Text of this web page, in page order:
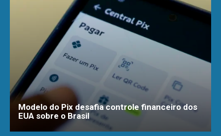
Modelo do Pix desafia controle financeiro dos
EUA sobre o Brasil